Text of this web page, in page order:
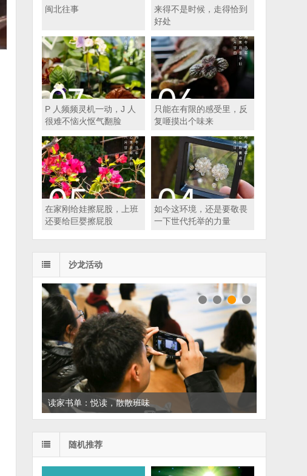
闽北往事
来得不是时候，走得恰到
好处
P 人频频灵机一动，J 人
很难不恼火怄气翻脸
只能在有限的感受里，反
复咂摸出个味来
在家刚给娃擦屁股，上班
还要给巨婴擦屁股
如今这环境，还是要敬畏
一下世代托举的力量
沙龙活动
读家书单：悦读，散散班味
随机推荐